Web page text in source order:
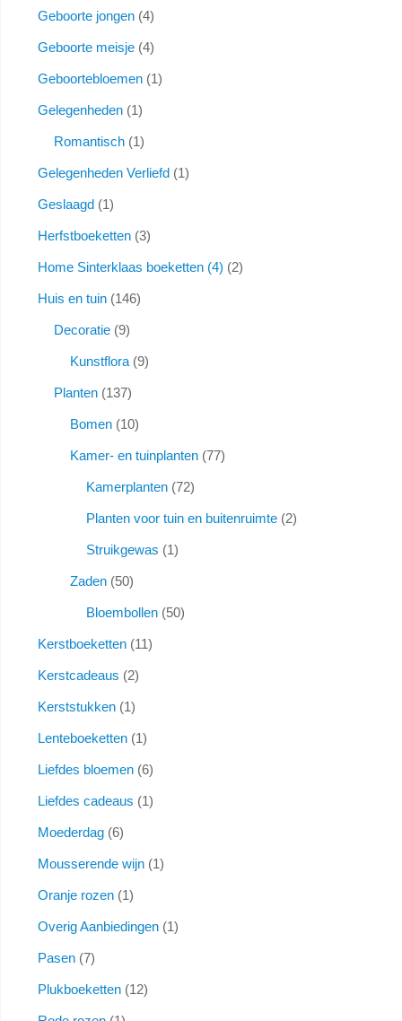
Geboorte jongen 4
Geboorte meisje 4
Geboortebloemen 1
Gelegenheden 1
Romantisch 1
Gelegenheden Verliefd 1
Geslaagd 1
Herfstboeketten 3
Home Sinterklaas boeketten (4) 2
Huis en tuin 146
Decoratie 9
Kunstflora 9
Planten 137
Bomen 10
Kamer- en tuinplanten 77
Kamerplanten 72
Planten voor tuin en buitenruimte 2
Struikgewas 1
Zaden 50
Bloembollen 50
Kerstboeketten 11
Kerstcadeaus 2
Kerststukken 1
Lenteboeketten 1
Liefdes bloemen 6
Liefdes cadeaus 1
Moederdag 6
Mousserende wijn 1
Oranje rozen 1
Overig Aanbiedingen 1
Pasen 7
Plukboeketten 12